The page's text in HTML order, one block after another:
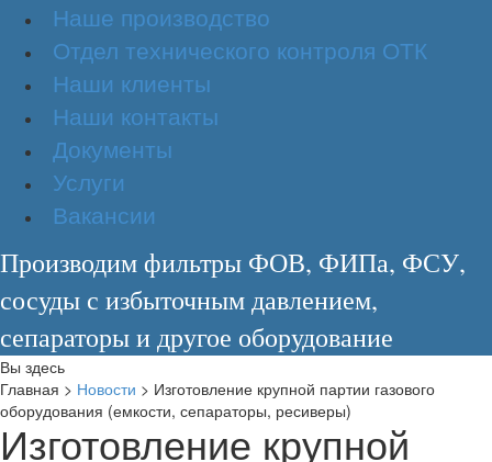
Наше производство
Отдел технического контроля ОТК
Наши клиенты
Наши контакты
Документы
Услуги
Вакансии
Производим фильтры ФОВ, ФИПа, ФСУ,
сосуды с избыточным давлением,
сепараторы и другое оборудование
Вы здесь
Главная > Новости > Изготовление крупной партии газового
оборудования (емкости, сепараторы, ресиверы)
Изготовление крупной